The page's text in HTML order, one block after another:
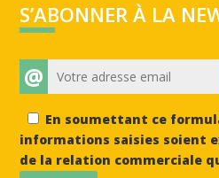
S’ABONNER À LA
@
En soumettant ce
informations saisies soient
de la relation commerciale